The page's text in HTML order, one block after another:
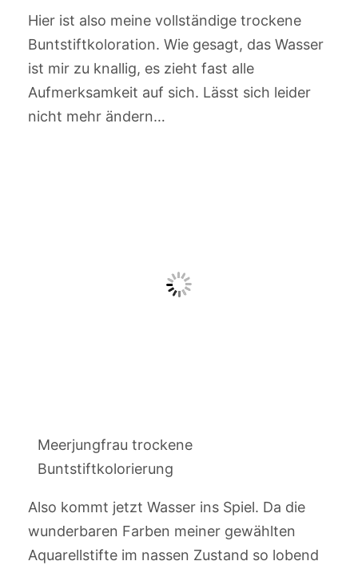
Hier ist also meine vollständige trockene
Buntstiftkoloration. Wie gesagt, das Wasser
ist mir zu knallig, es zieht fast alle
Aufmerksamkeit auf sich. Lässt sich leider
nicht mehr ändern…
Meerjungfrau trockene
Buntstiftkolorierung
Also kommt jetzt Wasser ins Spiel. Da die
wunderbaren Farben meiner gewählten
Aquarellstifte im nassen Zustand so lobend